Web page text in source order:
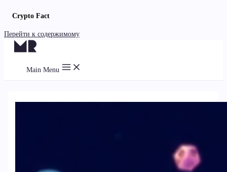
Crypto Fact
Перейти к содержимому
Main Menu